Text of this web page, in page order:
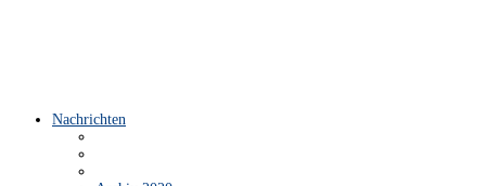
Nachrichten